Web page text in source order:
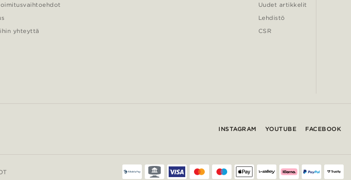
yhteyttä
Uudet artikkelit
Lehdistö
CSR
INSTAGRAM YOUTUBE FACEBOOK